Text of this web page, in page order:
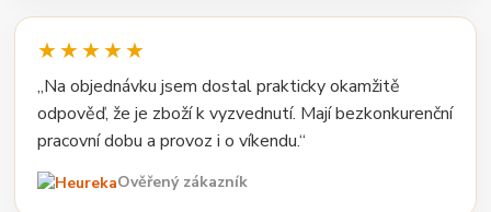
★★★★★
„Na objednávku jsem dostal prakticky okamžitě
odpověď, že je zboží k vyzvednutí. Mají bezkonkurenční
pracovní dobu a provoz i o víkendu.“
Ověřený zákazník